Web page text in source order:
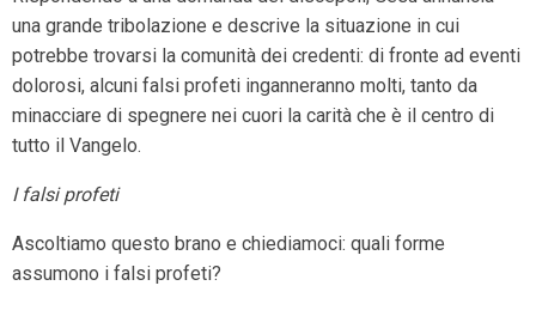
una grande tribolazione e descrive la situazione in cui
potrebbe trovarsi la comunità dei credenti: di fronte ad eventi
dolorosi, alcuni falsi profeti inganneranno molti, tanto da
minacciare di spegnere nei cuori la carità che è il centro di
tutto il Vangelo.
I falsi profeti
Ascoltiamo questo brano e chiediamoci: quali forme
assumono i falsi profeti?